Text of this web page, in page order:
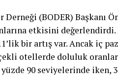
(BODER) Başkanı
etkisini değerlendirdi.
bir artış var. Ancak iç
otellerde doluluk
90 seviyelerinde iken,